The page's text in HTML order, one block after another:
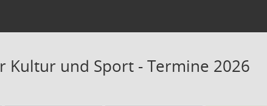
Kultur und Sport - Termine 2026